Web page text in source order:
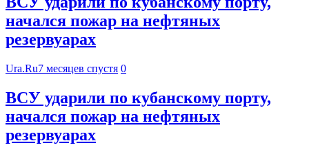
начался пожар на нефтяных
резервуарах
Ura.Ru7 месяцев спустя 0
ВСУ ударили по кубанскому порту,
начался пожар на нефтяных
резервуарах